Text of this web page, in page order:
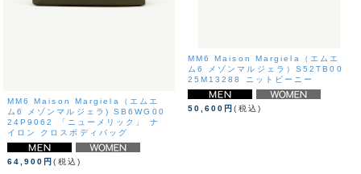
MM6 Maison Margiela（エムエ
ム6 メゾンマルジェラ) SB6WG00
24P9062 「ニューメリック」 ナ
イロン クロスボディバッグ
64,900円(税込)
MM6 Maison Margiela（エムエ
ム6 メゾンマルジェラ）S52TB00
25M13288 ニットビーニー
50,600円(税込)